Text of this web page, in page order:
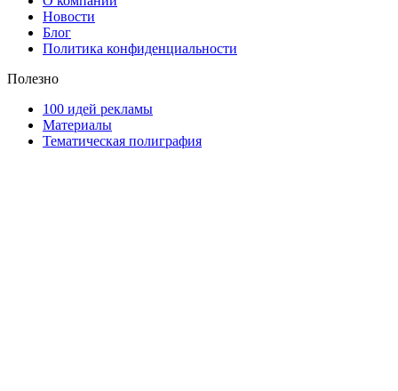
Новости
Блог
Политика конфиденциальности
Полезно
100 идей рекламы
Материалы
Тематическая полиграфия